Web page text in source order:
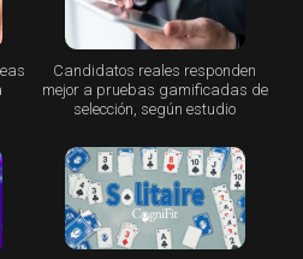
Candidatos reales responden
mejor a pruebas gamificadas de
selección, según estudio